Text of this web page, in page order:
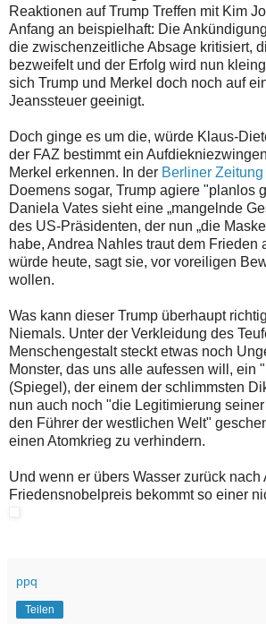
Reaktionen auf Trump Treffen mit Kim
Anfang an beispielhaft: Die
die zwischenzeitliche Absage kritisiert,
bezweifelt und der Erfolg wird nun
sich Trump und Merkel doch noch auf
Jeanssteuer geeinigt.
Doch ginge es um die, würde Klaus-
der FAZ bestimmt ein
Merkel erkennen. In der Berliner Zeitung
Doemens sogar, Trump agiere "planlos
Daniela Vates sieht eine „mangelnde
des US-Präsidenten, der nun „die
habe, Andrea Nahles traut dem Frieden
würde heute, sagt sie, vor voreiligen
wollen.
Was kann dieser Trump überhaupt
Niemals. Unter der Verkleidung des
Menschengestalt steckt etwas noch
Monster, das uns alle aufessen will, ein
(Spiegel), der einem der schlimmsten
nun auch noch "die Legitimierung
den Führer der westlichen Welt"
einen Atomkrieg zu verhindern.
Und wenn er übers Wasser zurück nach
Friedensnobelpreis bekommt so einer
ppq
Teilen